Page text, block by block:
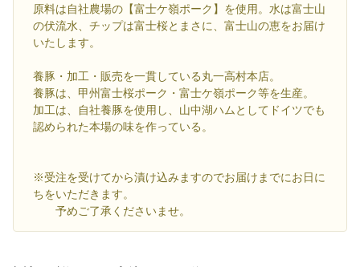
原料は自社農場の【富士ケ嶺ポーク】を使用。水は富士山
の伏流水、チップは富士桜とまさに、富士山の恵をお届け
いたします。
養豚・加工・販売を一貫している丸一高村本店。
養豚は、甲州富士桜ポーク・富士ケ嶺ポーク等を生産。
加工は、自社養豚を使用し、山中湖ハムとしてドイツでも
認められた本場の味を作っている。
※受注を受けてから漬け込みますのでお届けまでにお日に
ちをいただきます。
予めご了承くださいませ。